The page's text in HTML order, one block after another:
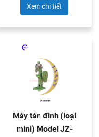
Xem chi tiết
Máy tán đinh (loại
mini) Model JZ-